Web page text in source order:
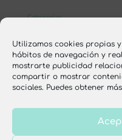
Utilizamos cookies propias
hábitos de navegación y
mostrarte publicidad
compartir o mostrar
sociales. Puedes obtener
Categorías
ESCUELA ONLINE
nutrición
recetas
Aviso legal